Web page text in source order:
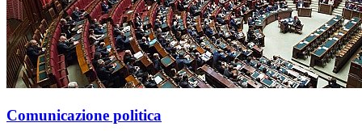
Comunicazione politica